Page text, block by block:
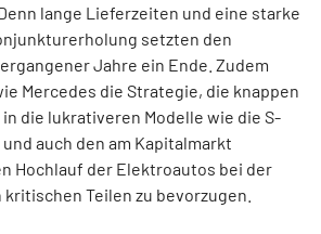
lange Lieferzeiten und eine starke
setzten den
Jahre ein Ende. Zudem
Mercedes die Strategie, die knappen
die lukrativeren Modelle wie die S-
auch den am Kapitalmarkt
Hochlauf der Elektroautos bei der
Teilen zu bevorzugen.